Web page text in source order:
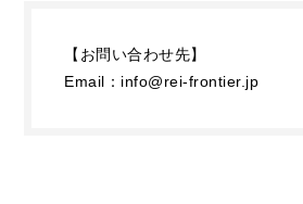
【お問い合わせ先】
Email：info@rei-frontier.jp